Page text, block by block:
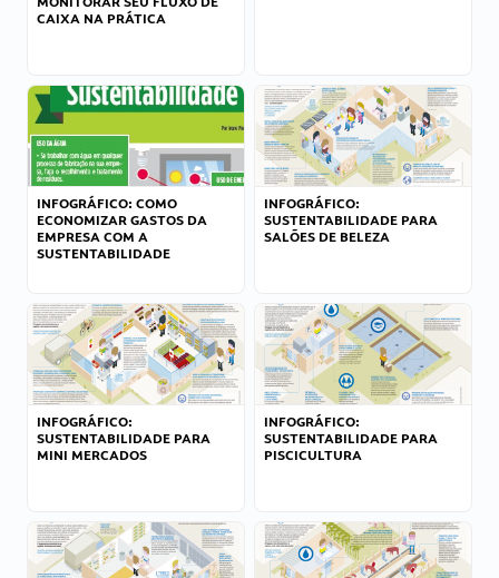
CAIXA NA PRÁTICA
INFOGRÁFICO: COMO
ECONOMIZAR GASTOS DA
EMPRESA COM A
SUSTENTABILIDADE
INFOGRÁFICO:
SUSTENTABILIDADE PARA
SALÕES DE BELEZA
INFOGRÁFICO:
SUSTENTABILIDADE PARA
MINI MERCADOS
INFOGRÁFICO:
SUSTENTABILIDADE PARA
PISCICULTURA